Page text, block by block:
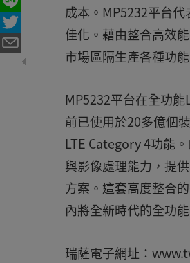
成本。MP5232平台
佳化。藉由整合高效
市場區隔生產各種功
MP5232平台在全功
前已使用於20多億個
LTE Category 4功能
與影像處理能力，提
方案。這套高度整合
內將全新時代的全功
瑞薩電子網址：